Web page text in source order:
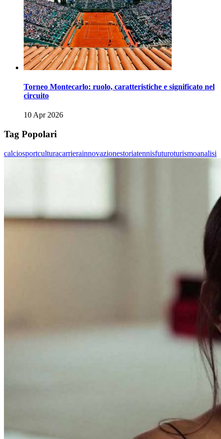
Torneo Montecarlo: ruolo, caratteristiche e significato nel
circuito
10 Apr 2026
Tag Popolari
calciosportculturacarrierainnovazionestoriatennisfuturoturismoanalisi